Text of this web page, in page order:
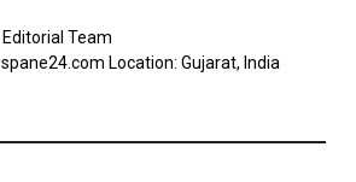
Team
Location: Gujarat, India